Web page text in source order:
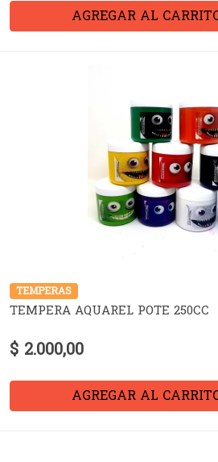
AGREGAR AL
TEMPERAS
TEMPERA AQUAREL POTE 250CC
$ 2.000,00
AGREGAR AL